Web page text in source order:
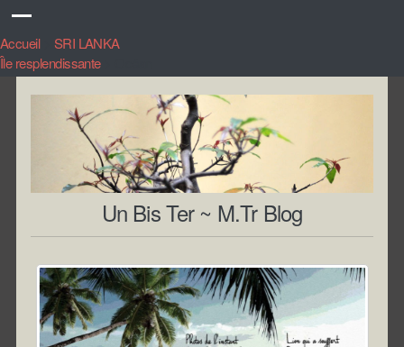
Accueil> SRI LANKA
Île resplendissante>
Un Bis Ter ~ M.Tr Blog